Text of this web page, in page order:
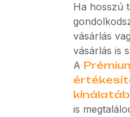
Ha hosszú
vásárlás
vásárlás is
A
is